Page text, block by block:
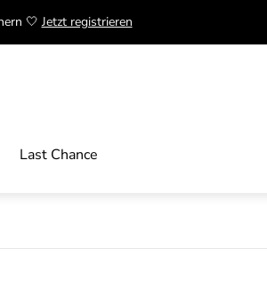
🤍 Jetzt registrieren
Last Chance